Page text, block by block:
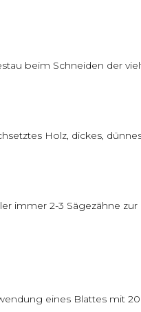
beim Schneiden der
Holz, dickes,
immer 2-3 Sägezähne
eines Blattes mit